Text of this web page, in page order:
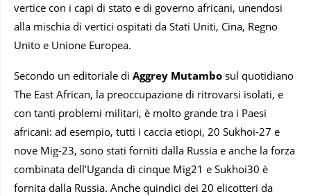
vertice con i capi di stato e di governo africani, unendosi
alla mischia di vertici ospitati da Stati Uniti, Cina, Regno
Unito e Unione Europea.
Secondo un editoriale di Aggrey Mutambo sul quotidiano
The East African, la preoccupazione di ritrovarsi isolati, e
con tanti problemi militari, è molto grande tra i Paesi
africani: ad esempio, tutti i caccia etiopi, 20 Sukhoi-27 e
nove Mig-23, sono stati forniti dalla Russia e anche la forza
combinata dell’Uganda di cinque Mig21 e Sukhoi30 è
fornita dalla Russia. Anche quindici dei 20 elicotteri da